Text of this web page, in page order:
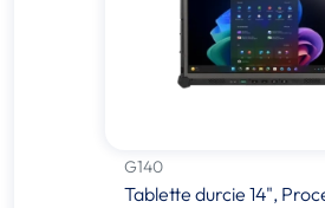
G140
Tablette durcie 14",